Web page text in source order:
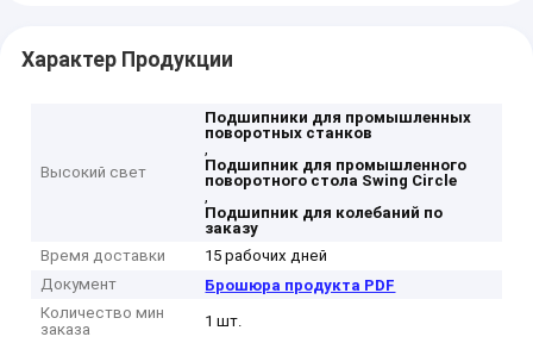
Характер Продукции
Высокий свет
Подшипники для промышленных
поворотных станков
,
Подшипник для промышленного
поворотного стола Swing Circle
,
Подшипник для колебаний по
заказу
Время доставки
15 рабочих дней
Документ
Брошюра продукта PDF
Количество мин
заказа
1 шт.